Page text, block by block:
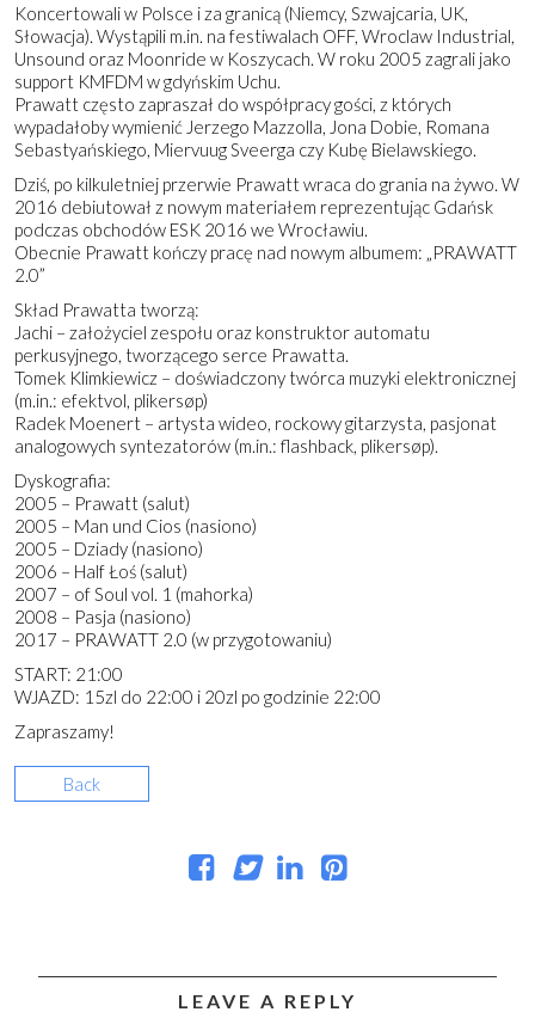
Koncertowali w Polsce i za granicą (Niemcy, Szwajcaria, UK,
Słowacja). Wystąpili m.in. na festiwalach OFF, Wroclaw Industrial,
Unsound oraz Moonride w Koszycach. W roku 2005 zagrali jako
support KMFDM w gdyńskim Uchu.
Prawatt często zapraszał do współpracy gości, z których
wypadałoby wymienić Jerzego Mazzolla, Jona Dobie, Romana
Sebastyańskiego, Miervuug Sveerga czy Kubę Bielawskiego.
Dziś, po kilkuletniej przerwie Prawatt wraca do grania na żywo. W
2016 debiutował z nowym materiałem reprezentując Gdańsk
podczas obchodów ESK 2016 we Wrocławiu.
Obecnie Prawatt kończy pracę nad nowym albumem: „PRAWATT
2.0”
Skład Prawatta tworzą:
Jachi – założyciel zespołu oraz konstruktor automatu
perkusyjnego, tworzącego serce Prawatta.
Tomek Klimkiewicz – doświadczony twórca muzyki elektronicznej
(m.in.: efektvol, plikersøp)
Radek Moenert – artysta wideo, rockowy gitarzysta, pasjonat
analogowych syntezatorów (m.in.: flashback, plikersøp).
Dyskografia:
2005 – Prawatt (salut)
2005 – Man und Cios (nasiono)
2005 – Dziady (nasiono)
2006 – Half Łoś (salut)
2007 – of Soul vol. 1 (mahorka)
2008 – Pasja (nasiono)
2017 – PRAWATT 2.0 (w przygotowaniu)
START: 21:00
WJAZD: 15zl do 22:00 i 20zl po godzinie 22:00
Zapraszamy!
Back
LEAVE A REPLY